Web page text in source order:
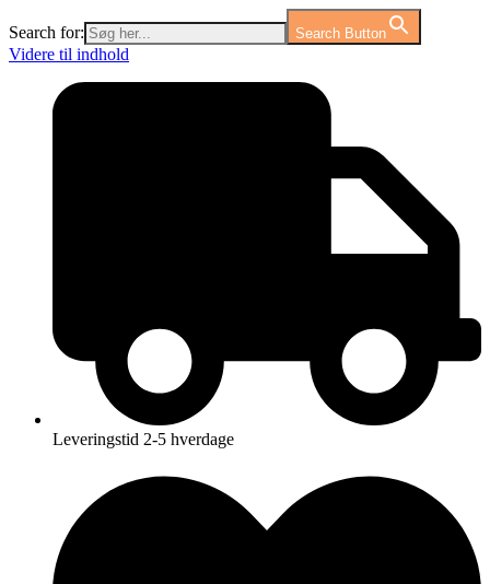
Search for: Search Button
Videre til indhold
Leveringstid 2-5 hverdage